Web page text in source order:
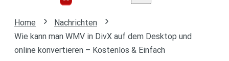
Home
Nachrichten
Wie kann man WMV in DivX auf dem Desktop und
online konvertieren – Kostenlos & Einfach